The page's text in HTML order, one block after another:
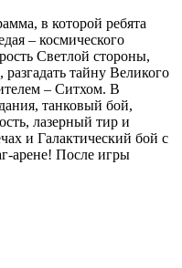
в которой ребята
– космического
Светлой стороны,
тайну Великого
– Ситхом. В
танковый бой,
лазерный тир и
и Галактический бой с
арене! После игры